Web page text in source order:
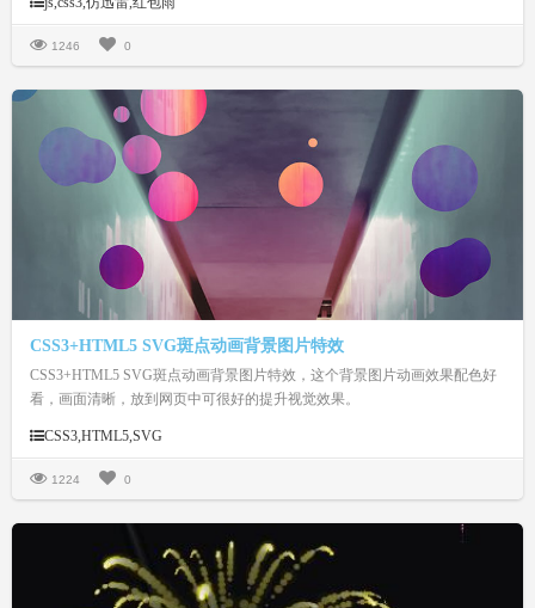
1246 0
CSS3+HTML5 SVG斑点动画背景图片特效
CSS3+HTML5 SVG斑点动画背景图片特效，这个背景图片动画效果配色好
看，画面清晰，放到网页中可很好的提升视觉效果。
CSS3,HTML5,SVG
1224 0